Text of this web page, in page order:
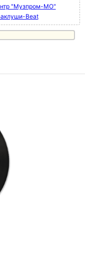
"Музпром-МО"
Beat